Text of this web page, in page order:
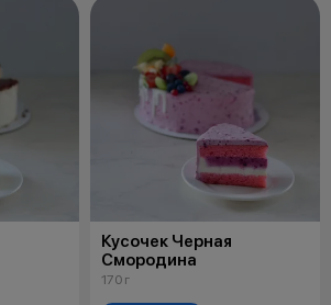
Кусочек Черная
Смородина
170 г